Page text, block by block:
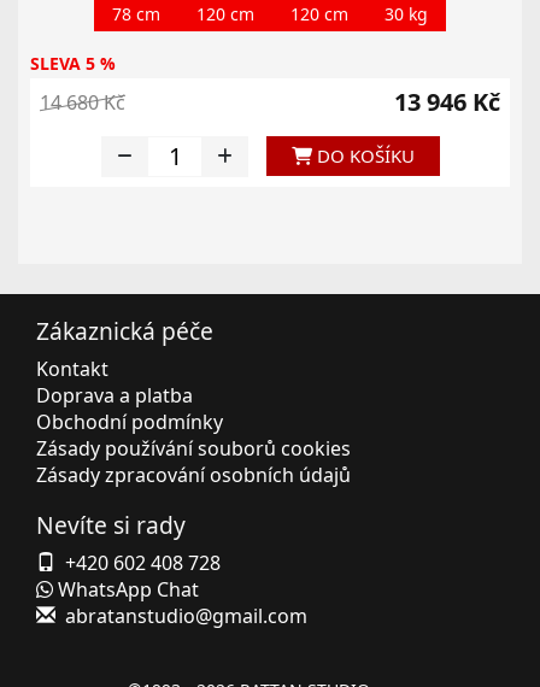
78 cm
120 cm
120 cm
30 kg
SLEVA 5 %
14 680 Kč 13 946 Kč
DO KOŠÍKU
Zákaznická péče
Kontakt
Doprava a platba
Obchodní podmínky
Zásady používání souborů cookies
Zásady zpracování osobních údajů
Nevíte si rady
+420 602 408 728
WhatsApp Chat
abratanstudio@gmail.com